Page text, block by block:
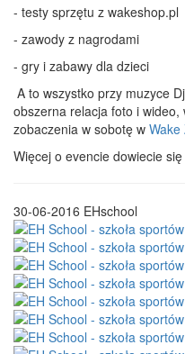
- testy sprzętu z wakeshop.pl
- zawody z nagrodami
- gry i zabawy dla dzieci
A to wszystko przy muzyce
obszerna relacja foto i
zobaczenia w sobotę w Wake
Więcej o evencie dowiecie
30-06-2016 EHschool